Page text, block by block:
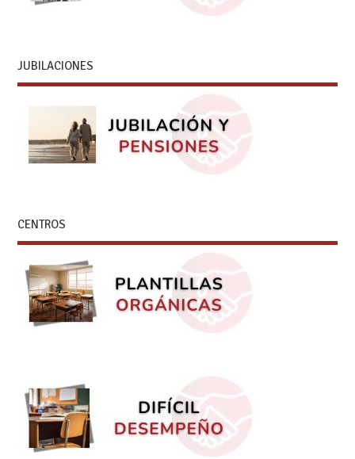
JUBILACIONES
CENTROS